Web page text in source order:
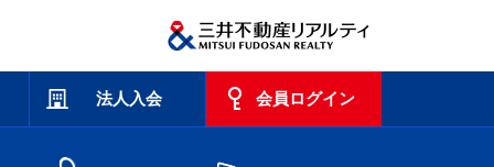
法人入会 会員ログイン